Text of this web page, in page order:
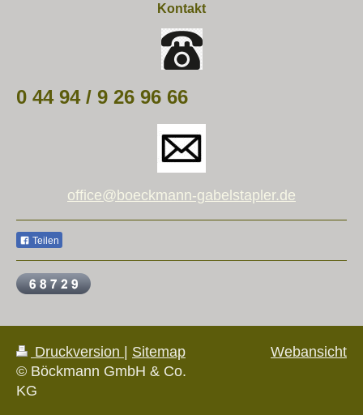
Kontakt
0 44 94 / 9 26 96 66
office@boeckmann-gabelstapler.de
Teilen
Druckversion | Sitemap
© Böckmann GmbH & Co.
KG
Webansicht